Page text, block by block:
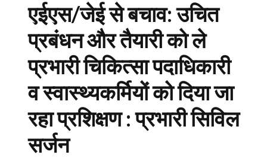
एईएस/जेई से बचाव: उचित
प्रबंधन और तैयारी को ले
प्रभारी चिकित्सा पदाधिकारी
व स्वास्थ्यकर्मियों को दिया जा
रहा प्रशिक्षण : प्रभारी सिविल
सर्जन